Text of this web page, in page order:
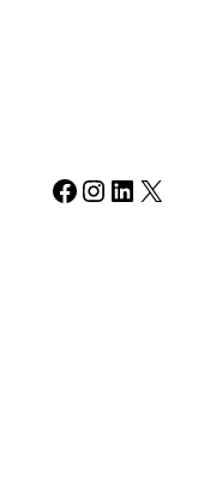
Facebook Instagram LinkedIn X